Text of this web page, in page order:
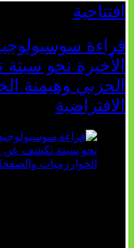
افتتاحية
قراءة
الأخيرة نحو
الحزبي وهيمنة
الافتراضية